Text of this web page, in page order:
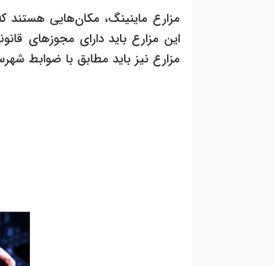
مزارع ماینینگ، مکان‌هایی هستند
این مزارع باید دارای مجوزهای
مزارع نیز باید مطابق با ضوابط